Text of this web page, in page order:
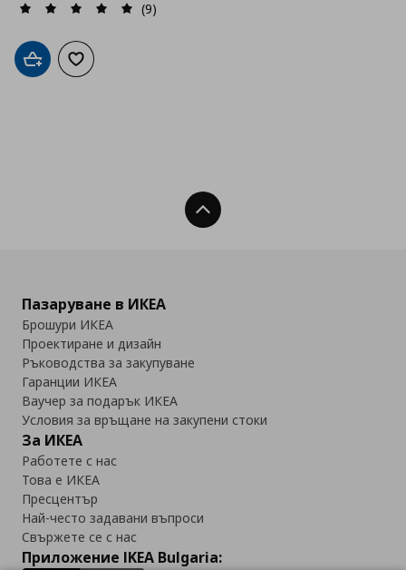
(9)
Добави в кошницата
Добави към списъка с любими
Нагоре
Пазаруване в ИКЕА
Брошури ИКЕА
Проектиране и дизайн
Ръководства за закупуване
Гаранции ИКЕА
Ваучер за подарък ИКЕА
Условия за връщане на закупени стоки
За ИКЕА
Работете с нас
Това е ИКЕА
Пресцентър
Най-често задавани въпроси
Свържете се с нас
Приложение IKEA Bulgaria: